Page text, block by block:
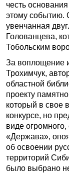
честь
этому событию.
увенчанная
Голованцева,
Тобольским
За воплощение
Трохимчук,
областной
проекту
который в свое
конкурсе, но
виде
«Держава»,
об освоении
территорий
было выбрано